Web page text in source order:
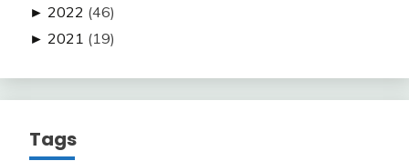
► 2022 (46)
► 2021 (19)
Tags